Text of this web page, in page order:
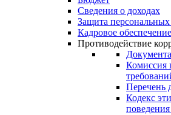
Сведения о доходах
Защита
Кадровое обеспечение
Противодействие
Комиссия
Перечень
Кодекс